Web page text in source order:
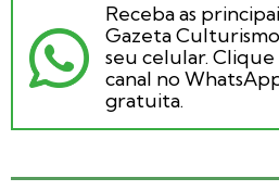
Receba as
Gazeta
seu celular.
canal no
gratuita.